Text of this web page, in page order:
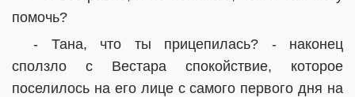
помочь?
- Тана, что ты прицепилась? - наконец
сползло с Вестара спокойствие, которое
поселилось на его лице с самого первого дня на